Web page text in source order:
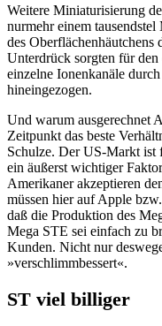
Weitere Miniaturisierung
nurmehr einem
des
Unterdrück sorgten für
einzelne Ionenkanäle
hineingezogen.
Und warum ausgerechnet
Zeitpunkt das beste
Schulze. Der US-Markt ist
ein äußerst wichtiger
Amerikaner akzeptieren
müssen hier auf Apple
daß die Produktion des
Mega STE sei einfach zu
Kunden. Nicht nur
»verschlimmbessert«.
ST viel billiger